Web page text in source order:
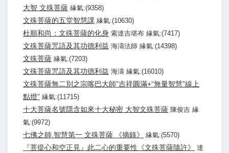
大智 文殊菩薩 緣氣:(9358)
文殊菩薩的五堂智慧課 緣氣:(10630)
杜順和尚：文殊菩薩的化身 索達吉堪布 緣氣:(7417)
文殊菩薩咒語及其功德利益 海濤法師 緣氣:(14398)
文殊菩薩 緣氣:(7203)
文殊菩薩咒語及其功德利益 海濤 緣氣:(16010)
文殊菩薩無二別之宗喀巴大師”吉祥圓滿+“無量智慧”線上
點燈” 緣氣:(11715)
十大菩薩名號隱含如來十大秘密 大智文殊菩薩 陳俊吉 緣
氣:(9972)
七佛之師.智慧第一 文殊菩薩 《摘錄》 緣氣:(5570)
『菩提心和空正見』此二心的重要性《文殊菩薩隨許》
達